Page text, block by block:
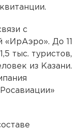
с
До 11
тыс. туристов,
из Казани.